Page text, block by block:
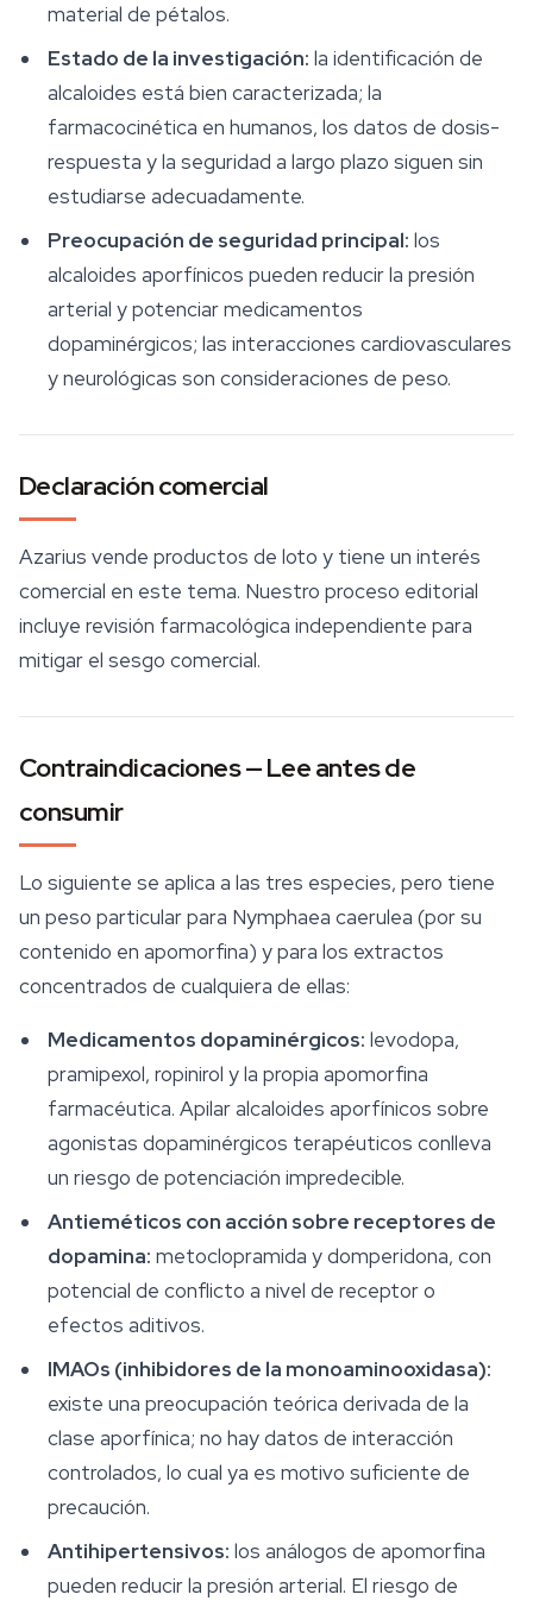
material de pétalos.
Estado de la investigación: la identificación de
alcaloides está bien caracterizada; la
farmacocinética en humanos, los datos de dosis-
respuesta y la seguridad a largo plazo siguen sin
estudiarse adecuadamente.
Preocupación de seguridad principal: los
alcaloides aporfínicos pueden reducir la presión
arterial y potenciar medicamentos
dopaminérgicos; las interacciones cardiovasculares
y neurológicas son consideraciones de peso.
Declaración comercial
Azarius vende productos de loto y tiene un interés
comercial en este tema. Nuestro proceso editorial
incluye revisión farmacológica independiente para
mitigar el sesgo comercial.
Contraindicaciones — Lee antes de
consumir
Lo siguiente se aplica a las tres especies, pero tiene
un peso particular para Nymphaea caerulea (por su
contenido en apomorfina) y para los extractos
concentrados de cualquiera de ellas:
Medicamentos dopaminérgicos: levodopa,
pramipexol, ropinirol y la propia apomorfina
farmacéutica. Apilar alcaloides aporfínicos sobre
agonistas dopaminérgicos terapéuticos conlleva
un riesgo de potenciación impredecible.
Antieméticos con acción sobre receptores de
dopamina: metoclopramida y domperidona, con
potencial de conflicto a nivel de receptor o
efectos aditivos.
IMAOs (inhibidores de la monoaminooxidasa):
existe una preocupación teórica derivada de la
clase aporfínica; no hay datos de interacción
controlados, lo cual ya es motivo suficiente de
precaución.
Antihipertensivos: los análogos de apomorfina
pueden reducir la presión arterial. El riesgo de